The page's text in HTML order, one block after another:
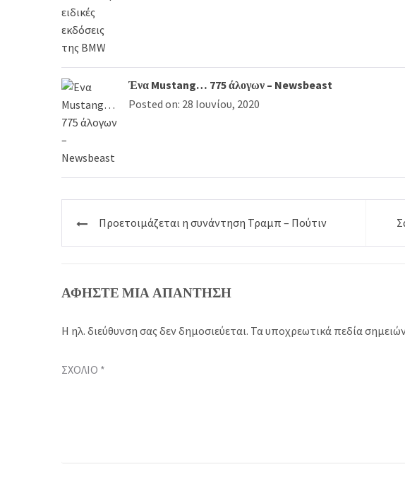
Ένα Mustang… 775 άλογων – Newsbeast
Posted on: 28 Ιουνίου, 2020
Πλοήγηση
Προετοιμάζεται η συνάντηση Τραμπ – Πούτιν
ΑΦΉΣΤΕ ΜΙΑ ΑΠΆΝΤΗΣΗ
Η ηλ. διεύθυνση σας δεν δημοσιεύεται. Τα υποχρεωτικά πεδία
ΣΧΌΛΙΟ *